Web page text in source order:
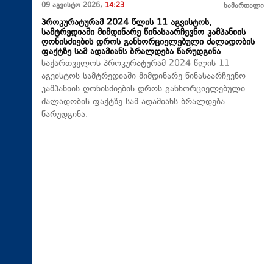
09 აგვისტო 2026, 14:23 სამართალი
პროკურატურამ 2024 წლის 11 აგვისტოს,
სამტრედიაში მიმდინარე წინასაარჩევნო კამპანიის
ღონისძიების დროს განხორციელებული ძალადობის
ფაქტზე სამ ადამიანს ბრალდება წარუდგინა
საქართველოს პროკურატურამ 2024 წლის 11
აგვისტოს სამტრედიაში მიმდინარე წინასაარჩევნო
კამპანიის ღონისძიების დროს განხორციელებული
ძალადობის ფაქტზე სამ ადამიანს ბრალდება
წარუდგინა.